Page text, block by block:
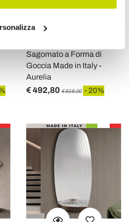
Sagomato a Forma di
Goccia Made in Italy -
Aurelia
€ 492,80 € 616,00 - 20%